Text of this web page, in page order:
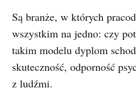
Są branże, w których
wszystkim na jedno: czy
takim modelu dyplom
skuteczność, odporność
z ludźmi.